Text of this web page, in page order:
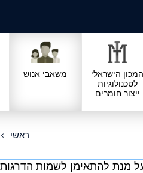
המכון הישראלי
לטכנולוגיות
ייצור חומרים
משאבי אנוש
ראשי
מנת להתאימן לשמות